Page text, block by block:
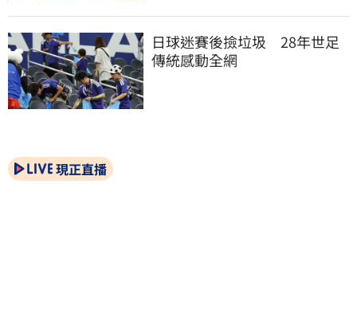
日球迷賽後撿垃圾　28年世足
傳統感動全網
現正直播